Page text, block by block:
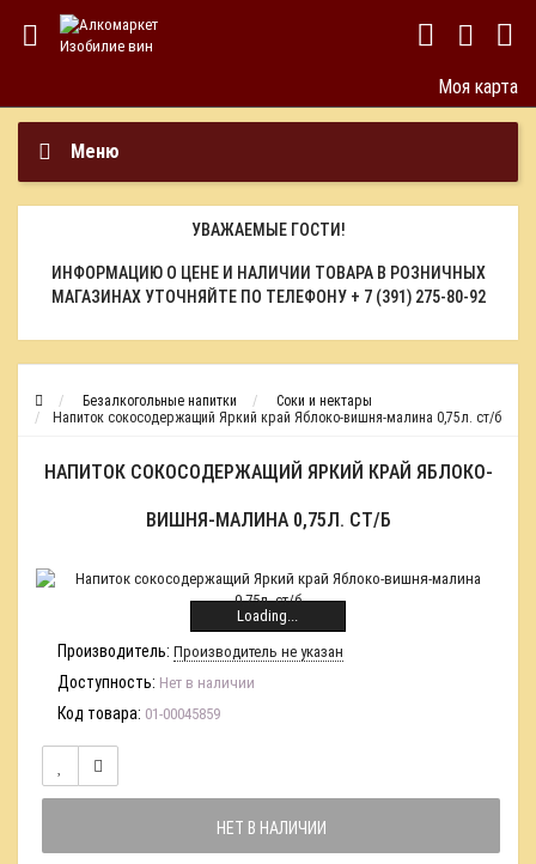
Моя карта
Меню
УВАЖАЕМЫЕ ГОСТИ!
ИНФОРМАЦИЮ О ЦЕНЕ И НАЛИЧИИ ТОВАРА В РОЗНИЧНЫХ
МАГАЗИНАХ УТОЧНЯЙТЕ ПО ТЕЛЕФОНУ + 7 (391) 275-80-92
Безалкогольные напитки
Соки и нектары
Напиток сокосодержащий Яркий край Яблоко-вишня-малина 0,75л. ст/б
НАПИТОК СОКОСОДЕРЖАЩИЙ ЯРКИЙ КРАЙ ЯБЛОКО-
ВИШНЯ-МАЛИНА 0,75Л. СТ/Б
Loading...
Производитель: Производитель не указан
Доступность: Нет в наличии
Код товара: 01-00045859
НЕТ В НАЛИЧИИ